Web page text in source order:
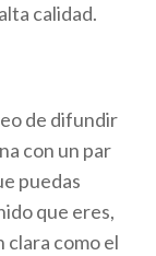
calidad.
de difundir
con un par
puedas
que eres,
clara como el